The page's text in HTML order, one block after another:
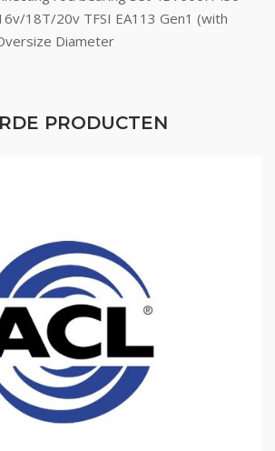
18T/20v TFSI EA113 Gen1 (with
Diameter
PRODUCTEN